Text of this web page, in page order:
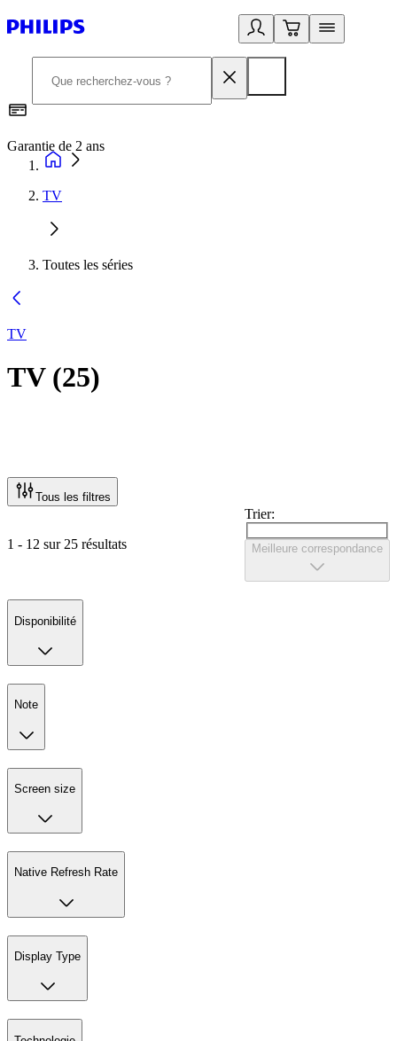
Garantie de 2 ans
TV
Toutes les séries
TV
TV(25)
Tous les filtres
1 - 12 sur 25 résultats
Trier:
Meilleure correspondance
Disponibilité
Note
Screen size
Native Refresh Rate
Display Type